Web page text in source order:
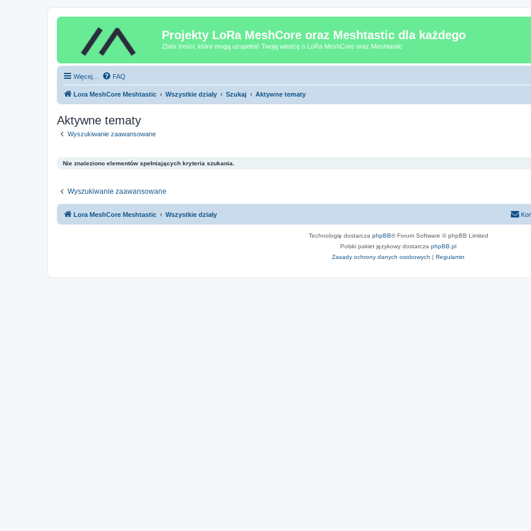
Projekty LoRa MeshCore oraz Meshtastic dla każdego
Zbiór treści, które mogą uzupełnić Twoją wiedzę o LoRa MeshCore oraz Meshtastic
Więcej… FAQ
Lora MeshCore Meshtastic Wszystkie działy Szukaj Aktywne tematy
Aktywne tematy
Wyszukiwanie zaawansowane
Nie znaleziono elementów spełniających kryteria szukania.
Wyszukiwanie zaawansowane
Lora MeshCore Meshtastic Wszystkie działy
Technologię dostarcza phpBB® Forum Software © phpBB Limited
Polski pakiet językowy dostarcza phpBB.pl
Zasady ochrony danych osobowych | Regulamin